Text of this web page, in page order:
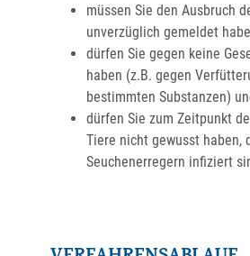
müssen Sie den Ausbruch
unverzüglich gemeldet
dürfen Sie gegen keine
haben (z.B. gegen
bestimmten Substanzen)
dürfen Sie zum Zeitpunkt
Tiere nicht gewusst haben,
Seuchenerregern infiziert